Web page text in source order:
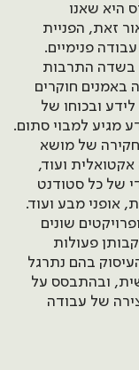
היא שאנו
זאת, הפניית
פנימיים.
בשדה התרבות
באמנים חוקרים
ובכוחו של
מגיע למבוי סתום.
של מושא
ועוד,
של כל סטודנט
אופני מבע ועוד.
שונים
פעולות
בהם נתרגל
ובהתבסס על
של עבודה